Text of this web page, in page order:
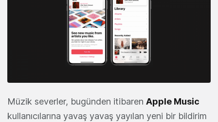
Müzik severler, bugünden itibaren Apple Music
kullanıcılarına yavaş yavaş yayılan yeni bir bildirim